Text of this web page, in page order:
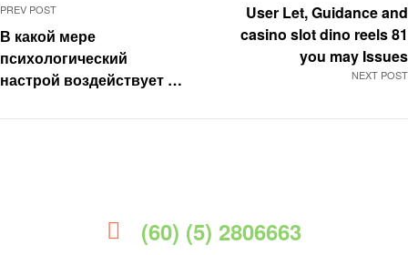
PREV POST
В какой мере
психологический
настрой воздействует на
NEXT POST
User Let, Guidance and
casino slot dino reels 81
you may Issues
(60) (5) 2806663